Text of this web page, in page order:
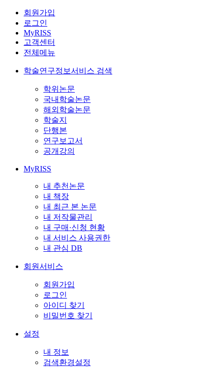
회원가입
로그인
MyRISS
고객센터
전체메뉴
학술연구정보서비스 검색
학위논문
국내학술논문
해외학술논문
학술지
단행본
연구보고서
공개강의
MyRISS
내 추천논문
내 책장
내 최근 본 논문
내 저작물관리
내 구매·신청 현황
내 서비스 사용권한
내 관심 DB
회원서비스
회원가입
로그인
아이디 찾기
비밀번호 찾기
설정
내 정보
검색환경설정